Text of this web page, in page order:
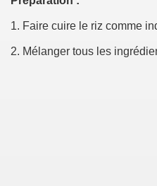
1. Faire cuire le riz comme
2. Mélanger tous les